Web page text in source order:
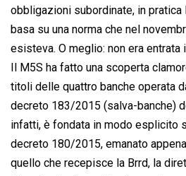
k
p
n
k
obbligazioni subordinate, in
basa su una norma che nel
esisteva. O meglio: non era entrata
Il M5S ha fatto una scoperta
titoli delle quattro banche operata
decreto 183/2015 (salva-banche)
infatti, è fondata in modo esplicito
decreto 180/2015, emanato
quello che recepisce la Brrd, la